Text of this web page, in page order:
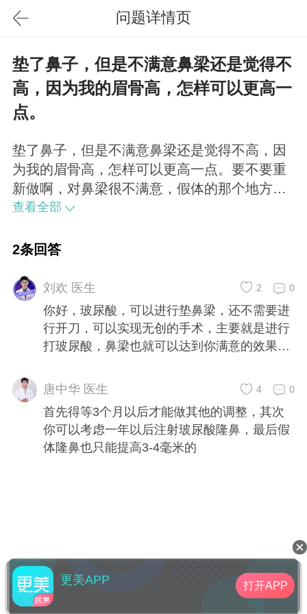
问题详情页
垫了鼻子，但是不满意鼻梁还是觉得不
高，因为我的眉骨高，怎样可以更高一
点。
垫了鼻子，但是不满意鼻梁还是觉得不高，因
为我的眉骨高，怎样可以更高一点。要不要重
新做啊，对鼻梁很不满意，假体的那个地方还
有一条痕迹有点塌塌的。
查看全部
2条回答
刘欢 医生 0
2
你好，玻尿酸，可以进行垫鼻梁，还不需要进
行开刀，可以实现无创的手术，主要就是进行
打玻尿酸，鼻梁也就可以达到你满意的效果，
自然，不会感觉到你的鼻子像是做过的效果。
唐中华 医生 0
4
首先得等3个月以后才能做其他的调整，其次
你可以考虑一年以后注射玻尿酸隆鼻，最后假
体隆鼻也只能提高3-4毫米的
更美APP 打开APP